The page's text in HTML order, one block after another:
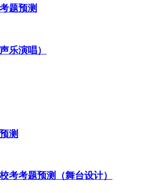
题预测
乐演唱）
测
考考题预测（舞台设计）